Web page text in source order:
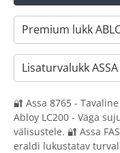
Premium lukk
Lisaturvalukk ASSA
🔐 Assa 8765 -
Abloy LC200 - Väga
välisustele. 🔐 Assa
eraldi lukustatav